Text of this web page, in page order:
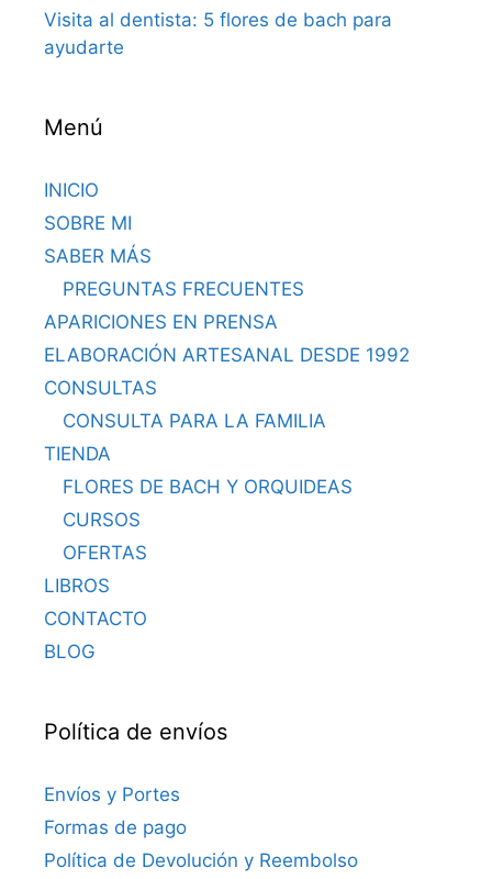
Visita al dentista: 5 flores de bach para
ayudarte
Menú
INICIO
SOBRE MI
SABER MÁS
PREGUNTAS FRECUENTES
APARICIONES EN PRENSA
ELABORACIÓN ARTESANAL DESDE 1992
CONSULTAS
CONSULTA PARA LA FAMILIA
TIENDA
FLORES DE BACH Y ORQUIDEAS
CURSOS
OFERTAS
LIBROS
CONTACTO
BLOG
Política de envíos
Envíos y Portes
Formas de pago
Política de Devolución y Reembolso